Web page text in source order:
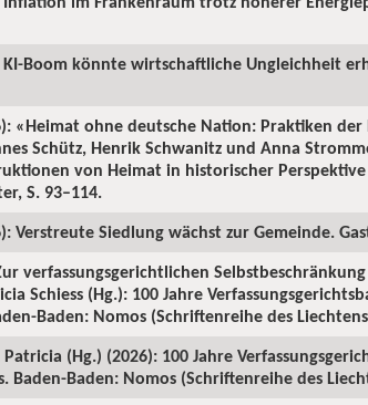
KI-Boom könnte wirtschaftliche Ungleichheit
«Heimat ohne deutsche Nation: Praktiken
Schütz, Henrik Schwanitz und Anna
von Heimat in historischer
S. 93–114.
Verstreute Siedlung wächst zur Gemeinde.
verfassungsgerichtlichen
Schiess (Hg.): 100 Jahre
Baden: Nomos (Schriftenreihe des
Patricia (Hg.) (2026): 100 Jahre
Baden-Baden: Nomos (Schriftenreihe des